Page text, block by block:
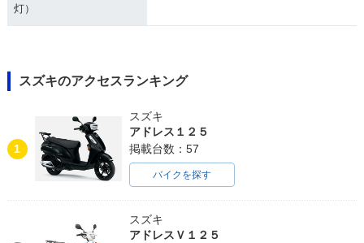
灯）
スズキのアクセスランキング
1
スズキ
アドレス１２５
掲載台数：57
バイクを探す
スズキ
アドレスＶ１２５